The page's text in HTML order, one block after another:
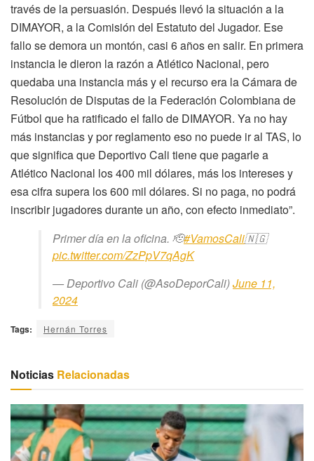
través de la persuasión. Después llevó la situación a la
DIMAYOR, a la Comisión del Estatuto del Jugador. Ese
fallo se demora un montón, casi 6 años en salir. En primera
instancia le dieron la razón a Atlético Nacional, pero
quedaba una instancia más y el recurso era la Cámara de
Resolución de Disputas de la Federación Colombiana de
Fútbol que ha ratificado el fallo de DIMAYOR. Ya no hay
más instancias y por reglamento eso no puede ir al TAS, lo
que significa que Deportivo Cali tiene que pagarle a
Atlético Nacional los 400 mil dólares, más los intereses y
esa cifra supera los 600 mil dólares. Si no paga, no podrá
inscribir jugadores durante un año, con efecto inmediato”.
Primer día en la oficina. 🫡#VamosCali🇳🇬
pic.twitter.com/ZzPpV7qAgK
— Deportivo Cali (@AsoDeporCali)June 11,
2024
Tags: Hernán Torres
Noticias Relacionadas